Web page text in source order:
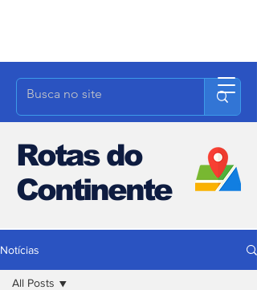
Rotas do
Continente
Notícias
All Posts